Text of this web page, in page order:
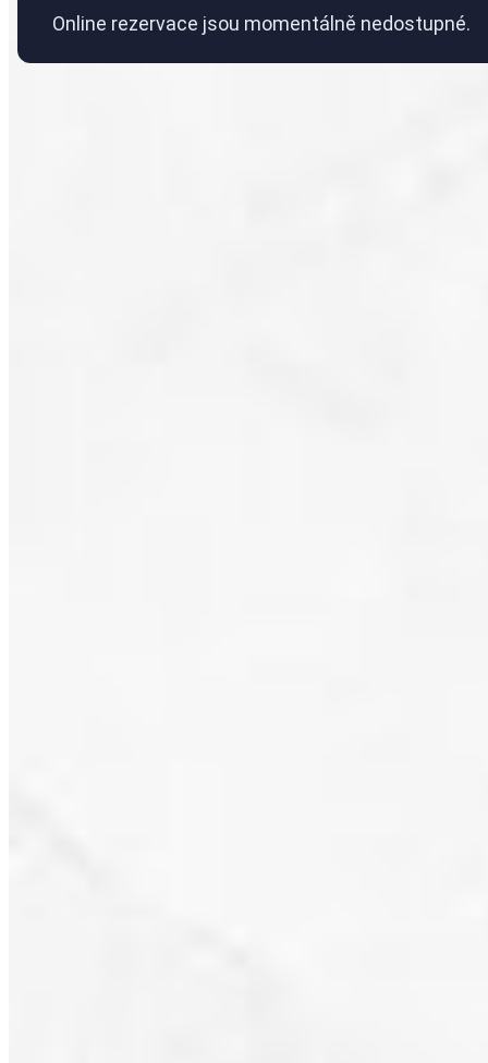
Online rezervace jsou momentálně nedostupné.